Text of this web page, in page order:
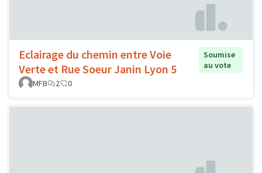
Eclairage du chemin entre Voie
Verte et Rue Soeur Janin Lyon 5
Soumise
au vote
MFB
2 0